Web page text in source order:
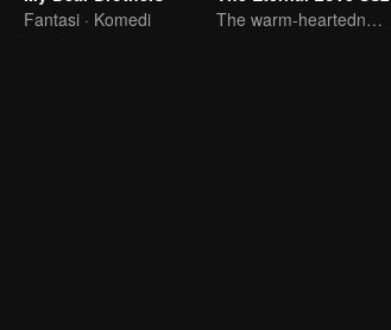
Fantasi · Komedi
The warm-heartedness Couple are so sweet